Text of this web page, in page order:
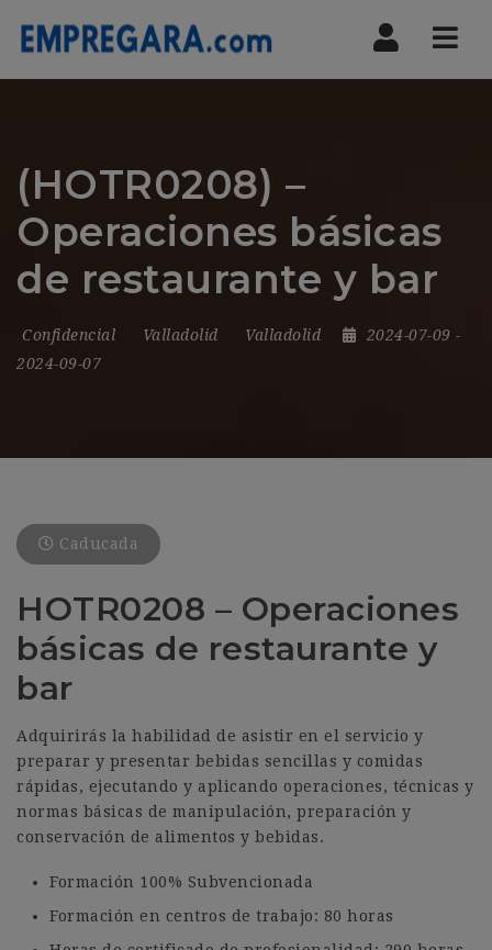
(HOTR0208) –
Operaciones básicas
de restaurante y bar
Confidencial Valladolid Valladolid 2024-07-09 -
2024-09-07
Caducada
HOTR0208 – Operaciones
básicas de restaurante y
bar
Adquirirás la habilidad de asistir en el servicio y
preparar y presentar bebidas sencillas y comidas
rápidas, ejecutando y aplicando operaciones, técnicas y
normas básicas de manipulación, preparación y
conservación de alimentos y bebidas.
Formación 100% Subvencionada
Formación en centros de trabajo: 80 horas